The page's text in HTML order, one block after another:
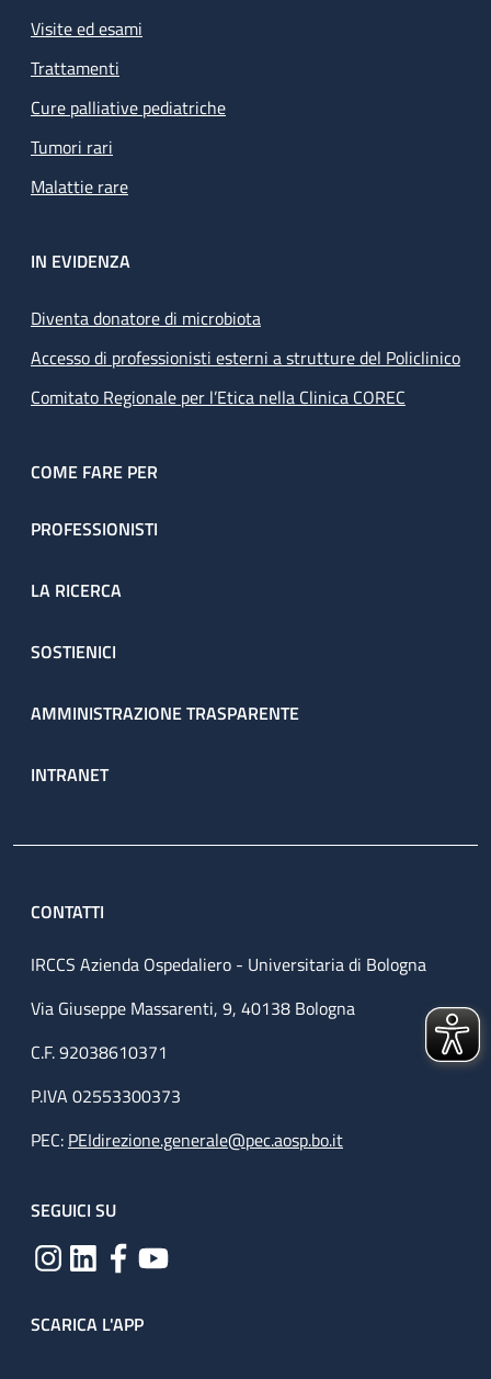
Visite ed esami
Trattamenti
Cure palliative pediatriche
Tumori rari
Malattie rare
IN EVIDENZA
Diventa donatore di microbiota
Accesso di professionisti esterni a strutture del Policlinico
Comitato Regionale per l’Etica nella Clinica COREC
COME FARE PER
PROFESSIONISTI
LA RICERCA
SOSTIENICI
AMMINISTRAZIONE TRASPARENTE
INTRANET
CONTATTI
IRCCS Azienda Ospedaliero - Universitaria di Bologna
Via Giuseppe Massarenti, 9, 40138 Bologna
C.F. 92038610371
P.IVA 02553300373
PEC: PEIdirezione.generale@pec.aosp.bo.it
SEGUICI SU
SCARICA L'APP